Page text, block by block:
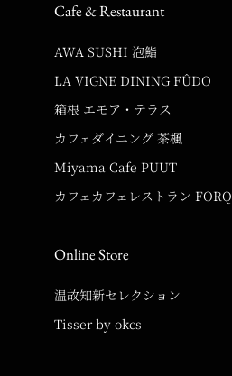
Cafe & Restaurant
AWA SUSHI 泡鮨
LA VIGNE DINING FÛDO
箱根 エモア・テラス
カフェダイニング 茶楓
Miyama Cafe PUUT
カフェカフェレストラン FORQ
Online Store
温故知新セレクション
Tisser by okcs